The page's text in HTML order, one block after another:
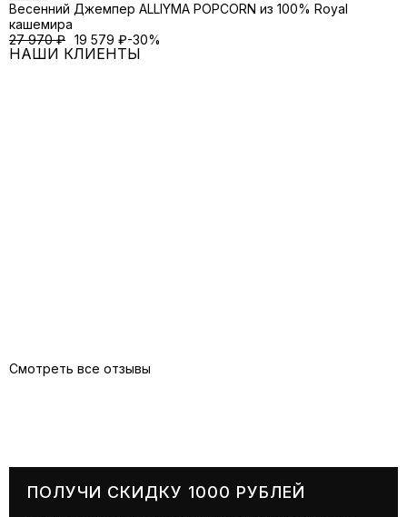
Весенний Джемпер ALLIYMA POPCORN из 100% Royal
кашемира
27 970₽ 19 579 ₽-30%
НАШИ КЛИЕНТЫ
Смотреть все отзывы
ПОЛУЧИ СКИДКУ 1000 РУБЛЕЙ